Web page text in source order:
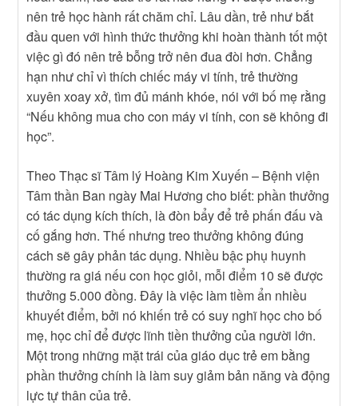
nên trẻ học hành rất chăm chỉ. Lâu dần, trẻ như bắt
đầu quen với hình thức thưởng khi hoàn thành tốt một
việc gì đó nên trẻ bỗng trở nên đua đòi hơn. Chẳng
hạn như chỉ vì thích chiếc máy vi tính, trẻ thường
xuyên xoay xở, tìm đủ mánh khóe, nói với bố mẹ rằng
“Nếu không mua cho con máy vi tính, con sẽ không đi
học”.
Theo Thạc sĩ Tâm lý Hoàng Kim Xuyến – Bệnh viện
Tâm thần Ban ngày Mai Hương cho biết: phần thưởng
có tác dụng kích thích, là đòn bẩy để trẻ phấn đấu và
cố gắng hơn. Thế nhưng treo thưởng không đúng
cách sẽ gây phản tác dụng. Nhiều bậc phụ huynh
thường ra giá nếu con học giỏi, mỗi điểm 10 sẽ được
thưởng 5.000 đồng. Đây là việc làm tiềm ẩn nhiều
khuyết điểm, bởi nó khiến trẻ có suy nghĩ học cho bố
mẹ, học chỉ để được lĩnh tiền thưởng của người lớn.
Một trong những mặt trái của giáo dục trẻ em bằng
phần thưởng chính là làm suy giảm bản năng và động
lực tự thân của trẻ.